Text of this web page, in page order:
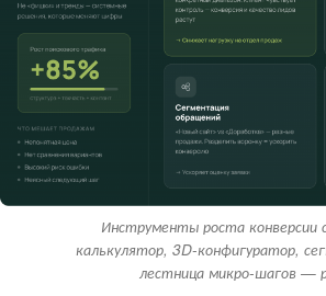
Инструменты роста конверсии
калькулятор, 3D-конфигуратор,
лестница микро-шагов —